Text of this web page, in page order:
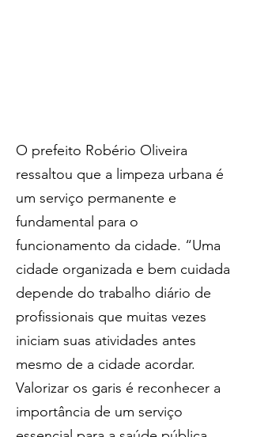
O prefeito Robério Oliveira
ressaltou que a limpeza urbana é
um serviço permanente e
fundamental para o
funcionamento da cidade. “Uma
cidade organizada e bem cuidada
depende do trabalho diário de
profissionais que muitas vezes
iniciam suas atividades antes
mesmo de a cidade acordar.
Valorizar os garis é reconhecer a
importância de um serviço